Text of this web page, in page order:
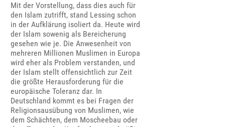
Mit der Vorstellung, dass dies auch für
den Islam zutrifft, stand Lessing schon
in der Aufklärung isoliert da. Heute wird
der Islam sowenig als Bereicherung
gesehen wie je. Die Anwesenheit von
mehreren Millionen Muslimen in Europa
wird eher als Problem verstanden, und
der Islam stellt offensichtlich zur Zeit
die größte Herausforderung für die
europäische Toleranz dar. In
Deutschland kommt es bei Fragen der
Religionsausübung von Muslimen, wie
dem Schächten, dem Moscheebau oder